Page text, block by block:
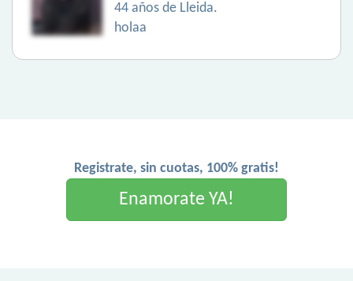
44 años de Lleida.
holaa
Registrate, sin cuotas, 100% gratis!
Enamorate YA!